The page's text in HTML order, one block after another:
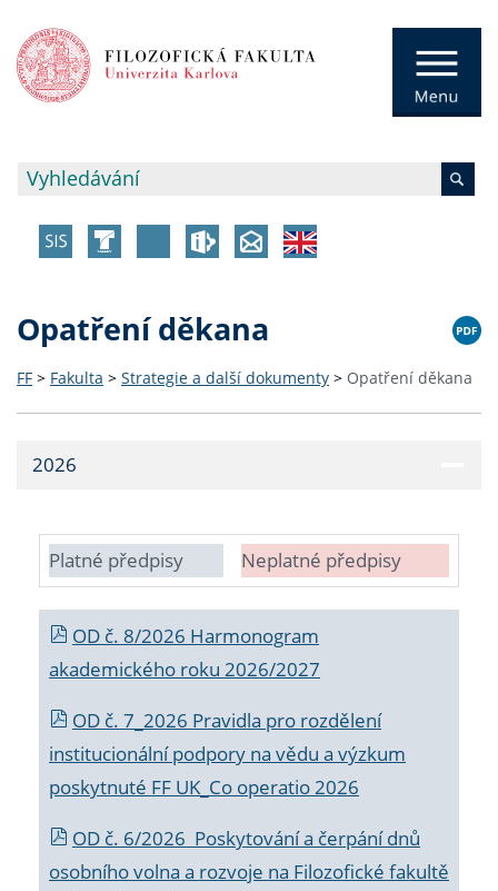
Opatření děkana
FF > Fakulta > Strategie a další dokumenty > Opatření děkana
2026
Platné předpisy Neplatné předpisy
OD č. 8/2026 Harmonogram
akademického roku 2026/2027
OD č. 7_2026 Pravidla pro rozdělení
institucionální podpory na vědu a výzkum
poskytnuté FF UK_Co operatio 2026
OD č. 6/2026 Poskytování a čerpání dnů
osobního volna a rozvoje na Filozofické fakultě